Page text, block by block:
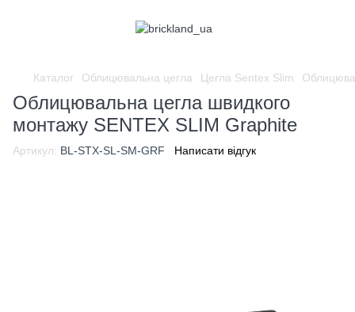
Каталог Облицювальна цегла Цегла Sentex Slim
Облицювальна цегла швидкого
монтажу SENTEX SLIM Graphite
Артикул: BL-STX-SL-SM-GRF Написати відгук